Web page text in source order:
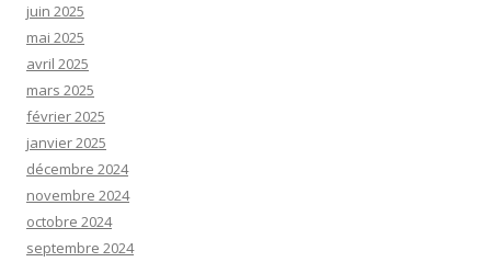
juin 2025
mai 2025
avril 2025
mars 2025
février 2025
janvier 2025
décembre 2024
novembre 2024
octobre 2024
septembre 2024